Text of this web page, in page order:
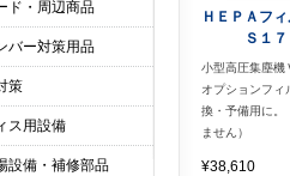
ＨＥＰＡフ
Ｓ１
小型高圧集塵
オプションフィ
換・予備用に。
ません）
¥38,610
ド・周辺商品
バー対策用品
策
ス用設備
設備・補修部品